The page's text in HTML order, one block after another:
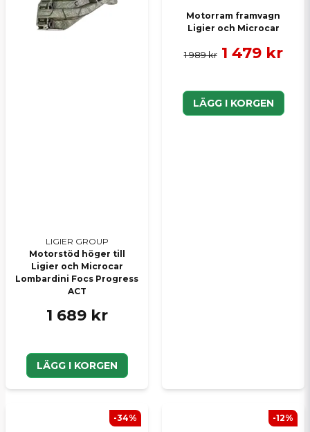
LIGIER GROUP
Motorstöd höger till
Ligier och Microcar
Lombardini Focs Progress
ACT
1 689 kr
LÄGG I KORGEN
Motorram framvagn
Ligier och Microcar
1 989 kr 1 479 kr
LÄGG I KORGEN
-34% -12%